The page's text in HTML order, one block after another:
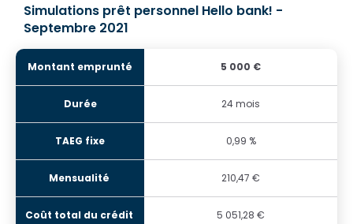
Simulations prêt personnel Hello bank! -
Septembre 2021
5 000 €
24 mois
0,99 %
210,47 €
5 051,28 €